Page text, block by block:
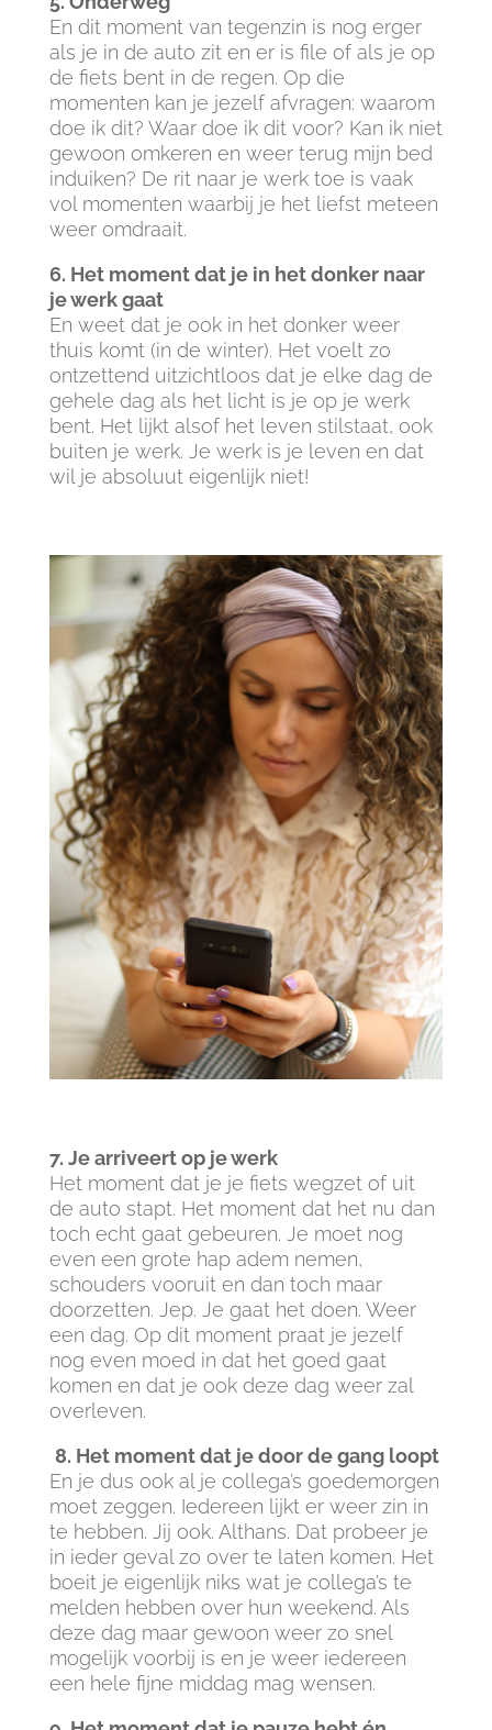
En dit moment van tegenzin is nog erger
als je in de auto zit en er is file of als je op
de fiets bent in de regen. Op die
momenten kan je jezelf afvragen: waarom
doe ik dit? Waar doe ik dit voor? Kan ik niet
gewoon omkeren en weer terug mijn bed
induiken? De rit naar je werk toe is vaak
vol momenten waarbij je het liefst meteen
weer omdraait.
6. Het moment dat je in het donker naar
je werk gaat
En weet dat je ook in het donker weer
thuis komt (in de winter). Het voelt zo
ontzettend uitzichtloos dat je elke dag de
gehele dag als het licht is je op je werk
bent. Het lijkt alsof het leven stilstaat, ook
buiten je werk. Je werk is je leven en dat
wil je absoluut eigenlijk niet!
7. Je arriveert op je werk
Het moment dat je je fiets wegzet of uit
de auto stapt. Het moment dat het nu dan
toch echt gaat gebeuren. Je moet nog
even een grote hap adem nemen,
schouders vooruit en dan toch maar
doorzetten. Jep. Je gaat het doen. Weer
een dag. Op dit moment praat je jezelf
nog even moed in dat het goed gaat
komen en dat je ook deze dag weer zal
overleven.
8. Het moment dat je door de gang loopt
En je dus ook al je collega’s goedemorgen
moet zeggen. Iedereen lijkt er weer zin in
te hebben. Jij ook. Althans. Dat probeer je
in ieder geval zo over te laten komen. Het
boeit je eigenlijk niks wat je collega’s te
melden hebben over hun weekend. Als
deze dag maar gewoon weer zo snel
mogelijk voorbij is en je weer iedereen
een hele fijne middag mag wensen.